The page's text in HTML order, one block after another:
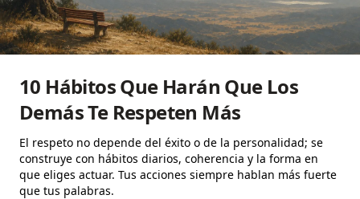
10 Hábitos Que Harán Que Los
Demás Te Respeten Más
El respeto no depende del éxito o de la personalidad; se
construye con hábitos diarios, coherencia y la forma en
que eliges actuar. Tus acciones siempre hablan más fuerte
que tus palabras.